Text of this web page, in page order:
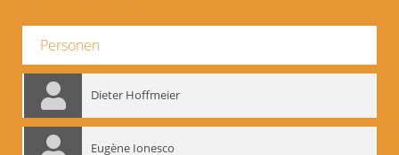
Personen
Dieter Hoffmeier
Eugène Ionesco